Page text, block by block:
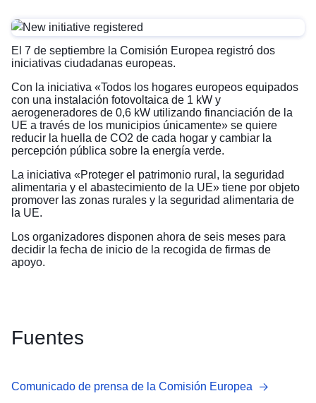
El 7 de septiembre la Comisión Europea registró dos
iniciativas ciudadanas europeas.
Con la iniciativa «Todos los hogares europeos equipados
con una instalación fotovoltaica de 1 kW y
aerogeneradores de 0,6 kW utilizando financiación de la
UE a través de los municipios únicamente» se quiere
reducir la huella de CO2 de cada hogar y cambiar la
percepción pública sobre la energía verde.
La iniciativa «Proteger el patrimonio rural, la seguridad
alimentaria y el abastecimiento de la UE» tiene por objeto
promover las zonas rurales y la seguridad alimentaria de
la UE.
Los organizadores disponen ahora de seis meses para
decidir la fecha de inicio de la recogida de firmas de
apoyo.
Fuentes
Comunicado de prensa de la Comisión Europea